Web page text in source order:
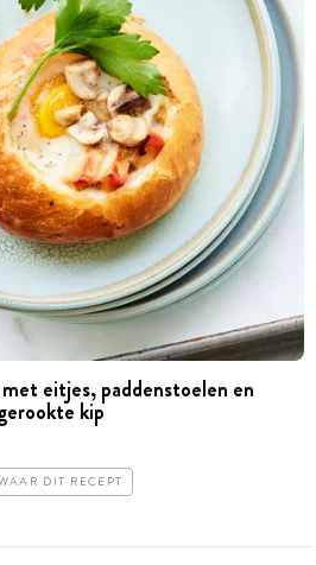
eitjes, paddenstoelen en
kip
DIT RECEPT